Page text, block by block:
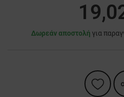
Δωρεάν αποστολή για